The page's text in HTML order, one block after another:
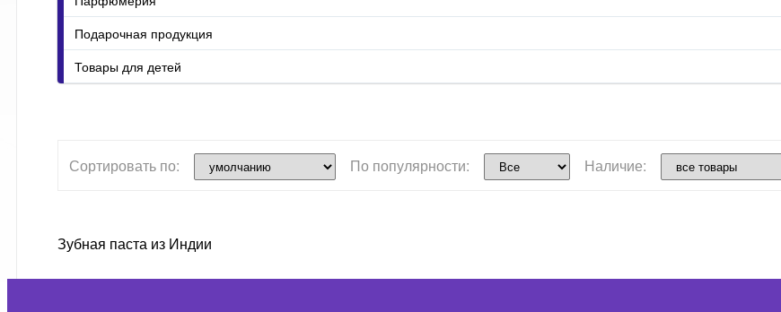
Подарочная продукция
Товары для детей
Сортировать по: По популярности: Наличие:
Зубная паста из Индии